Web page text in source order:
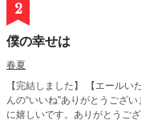
2
僕の幸せは
春夏
【完結しました】 【エール
んの“いいね”ありがとうござ
に嬉しいです。ありがとうございます！】 恋人に捨てら